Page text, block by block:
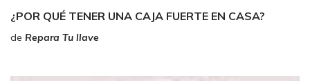
¿POR QUÉ TENER UNA CAJA FUERTE EN CASA?
de Repara Tu llave